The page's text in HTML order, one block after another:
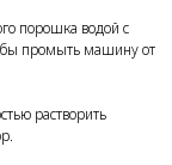
порошка водой с
промыть машину от
растворить